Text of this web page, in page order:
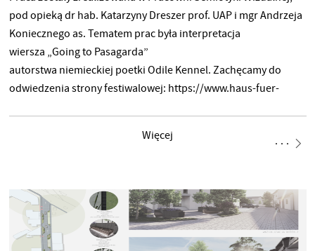
pod opieką dr hab. Katarzyny Dreszer prof. UAP i mgr Andrzeja
Koniecznego as. Tematem prac była interpretacja
wiersza „Going to Pasagarda”
autorstwa niemieckiej poetki Odile Kennel. Zachęcamy do
odwiedzenia strony festiwalowej: https://www.haus-fuer-
Więcej